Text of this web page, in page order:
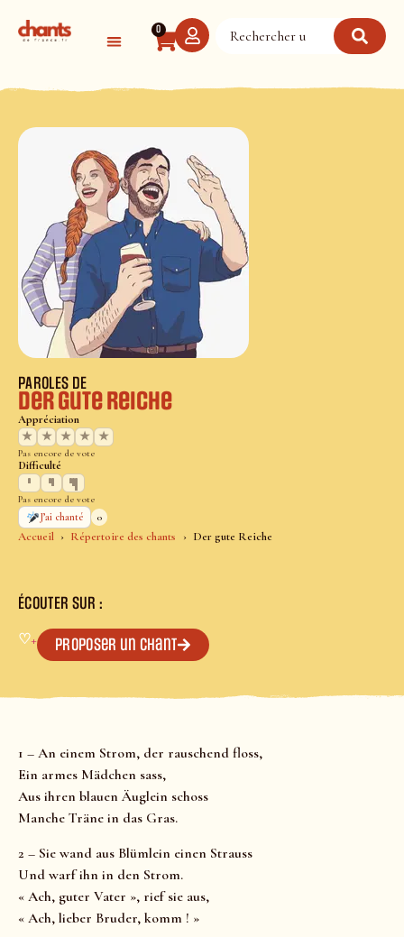
0
Accueil Répertoire des chants Der gute Reiche
PAROLES DE
Der gute Reiche
Appréciation
★
★ ★ ★ ★
Pas encore de vote
Difficulté
Pas encore de vote
J’ai chanté
0
ÉCOUTER SUR :
♡+ Proposer un chant
1 – An einem Strom, der rauschend floss,
Ein armes Mädchen sass,
Aus ihren blauen Äuglein schoss
Manche Träne in das Gras.
2 – Sie wand aus Blümlein einen Strauss
Und warf ihn in den Strom.
« Ach, guter Vater », rief sie aus,
« Ach, lieber Bruder, komm ! »